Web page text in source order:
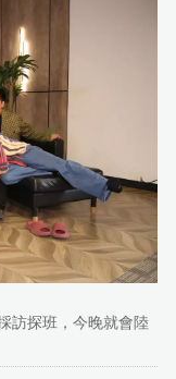
訪探班，今晚就會陸